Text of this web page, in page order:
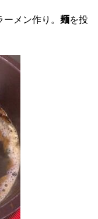
メン作り。 麺を投